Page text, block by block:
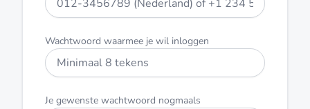
Wachtwoord waarmee je wil inloggen
Je gewenste wachtwoord nogmaals